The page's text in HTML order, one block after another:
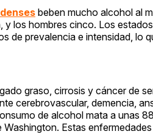
beben mucho alcohol al
los hombres cinco. Los
de prevalencia e intensidad, lo
graso, cirrosis y cáncer de
cerebrovascular, demencia,
de alcohol mata a unas
Estas